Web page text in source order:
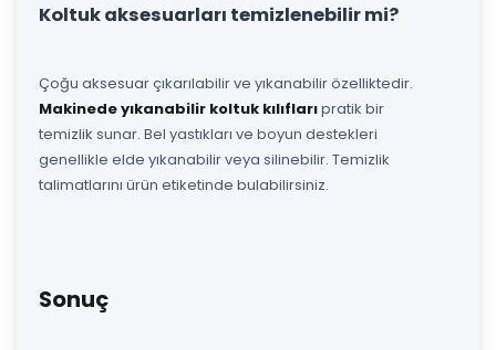
Koltuk aksesuarları temizlenebilir mi?
Çoğu aksesuar çıkarılabilir ve yıkanabilir özelliktedir.
Makinede yıkanabilir koltuk kılıflarıpratik bir
temizlik sunar. Bel yastıkları ve boyun destekleri
genellikle elde yıkanabilir veya silinebilir. Temizlik
talimatlarını ürün etiketinde bulabilirsiniz.
Sonuç